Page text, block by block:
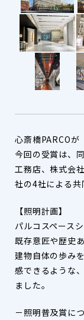
心斎橋PARCOが
今回の受賞は、
工務店、株式会
社の4社による共
【照明計画】
パルコスペース
既存意匠や歴史
建物自体の歩み
感できるような
ました。
－照明普及賞に